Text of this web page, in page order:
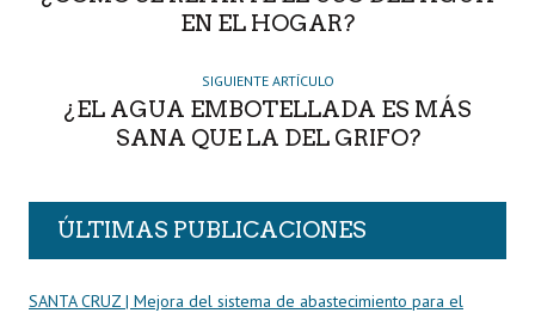
EN EL HOGAR?
SIGUIENTE ARTÍCULO
¿EL AGUA EMBOTELLADA ES MÁS
SANA QUE LA DEL GRIFO?
ÚLTIMAS PUBLICACIONES
SANTA CRUZ | Mejora del sistema de abastecimiento para el